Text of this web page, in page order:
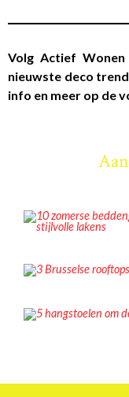
Volg Actief Wonen
nieuwste deco
info en meer op de